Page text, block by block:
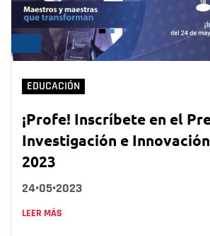
EDUCACIÓN
¡Profe! Inscríbete en el
Investigación e
2023
24•05•2023
LEER MÁS